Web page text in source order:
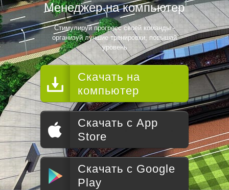
Менеджер на компьютер
Стимулируй прогресс своей команды -
организуй лучшие тренировки, повышай
уровень
Скачать на
компьютер
Скачать с App
Store
Скачать с Google
Play